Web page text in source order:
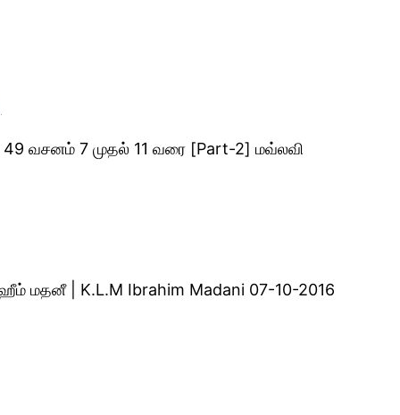
49 வசனம் 7 முதல் 11 வரை [Part-2] மவ்லவி
மதனீ | K.L.M Ibrahim Madani 07-10-2016